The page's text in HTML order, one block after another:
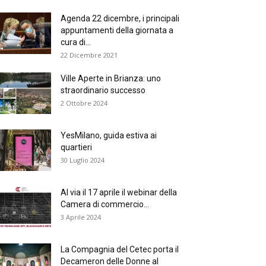
Agenda 22 dicembre, i principali
appuntamenti della giornata a
cura di...
22 Dicembre 2021
Ville Aperte in Brianza: uno
straordinario successo
2 Ottobre 2024
YesMilano, guida estiva ai
quartieri
30 Luglio 2024
Al via il 17 aprile il webinar della
Camera di commercio...
3 Aprile 2024
La Compagnia del Cetec porta il
Decameron delle Donne al